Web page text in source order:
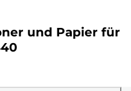
und Papier für